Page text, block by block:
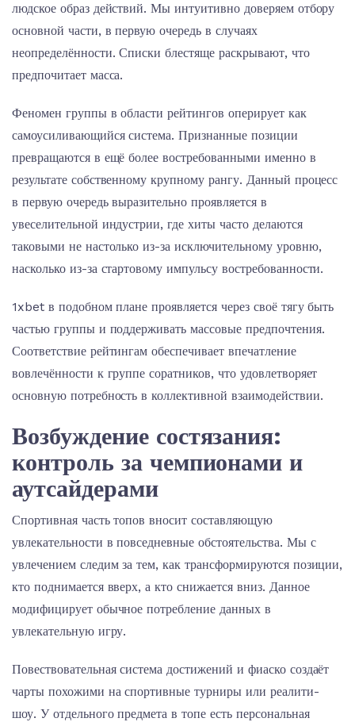
людское образ действий. Мы интуитивно доверяем отбору
основной части, в первую очередь в случаях
неопределённости. Списки блестяще раскрывают, что
предпочитает масса.
Феномен группы в области рейтингов оперирует как
самоусиливающийся система. Признанные позиции
превращаются в ещё более востребованными именно в
результате собственному крупному рангу. Данный процесс
в первую очередь выразительно проявляется в
увеселительной индустрии, где хиты часто делаются
таковыми не настолько из-за исключительному уровню,
насколько из-за стартовому импульсу востребованности.
1xbet в подобном плане проявляется через своё тягу быть
частью группы и поддерживать массовые предпочтения.
Соответствие рейтингам обеспечивает впечатление
вовлечённости к группе соратников, что удовлетворяет
основную потребность в коллективной взаимодействии.
Возбуждение состязания:
контроль за чемпионами и
аутсайдерами
Спортивная часть топов вносит составляющую
увлекательности в повседневные обстоятельства. Мы с
увлечением следим за тем, как трансформируются позиции,
кто поднимается вверх, а кто снижается вниз. Данное
модифицирует обычное потребление данных в
увлекательную игру.
Повествовательная система достижений и фиаско создаёт
чарты похожими на спортивные турниры или реалити-
шоу. У отдельного предмета в топе есть персональная